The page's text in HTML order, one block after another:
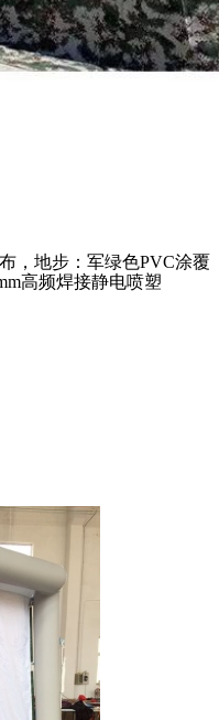
，地步：军绿色PVC涂覆
高频焊接静电喷塑